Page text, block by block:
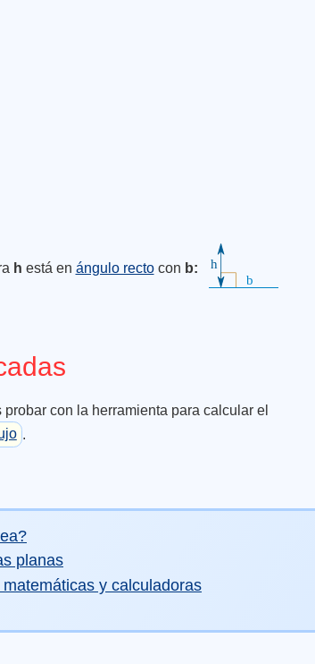
h está en ángulo rectocon b:
con la herramienta para calcular el
.
planas
y calculadoras